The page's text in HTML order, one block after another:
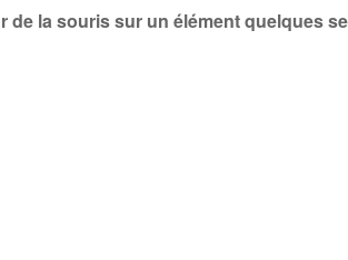
la souris sur un élément quelques